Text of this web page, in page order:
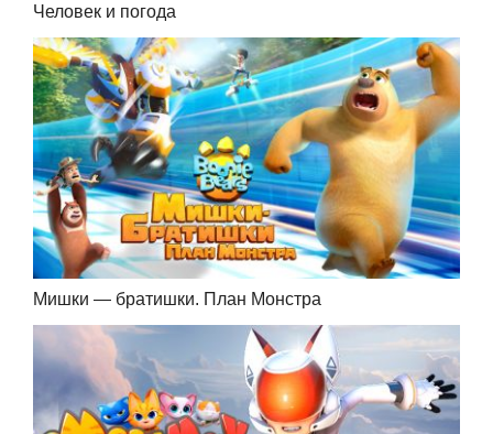
Человек и погода
Мишки — братишки. План Монстра